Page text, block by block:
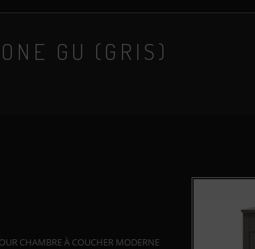
GU (GRIS)
CHAMBRE À COUCHER MODERNE